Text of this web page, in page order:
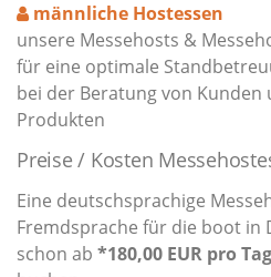
männliche Hostessen
unsere Messehosts &
für eine optimale
bei der Beratung von
Produkten
Preise / Kosten
Eine deutschsprachige
Fremdsprache für die boot in
schon ab *180,00 EUR pro